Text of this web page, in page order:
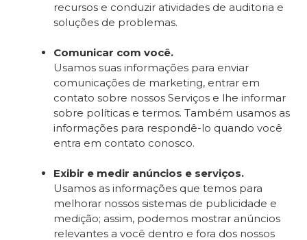
recursos e conduzir atividades de auditoria e
soluções de problemas.
Comunicar com você.
Usamos suas informações para enviar
comunicações de marketing, entrar em
contato sobre nossos Serviços e lhe informar
sobre políticas e termos. Também usamos as
informações para respondê-lo quando você
entra em contato conosco.
Exibir e medir anúncios e serviços.
Usamos as informações que temos para
melhorar nossos sistemas de publicidade e
medição; assim, podemos mostrar anúncios
relevantes a você dentro e fora dos nossos